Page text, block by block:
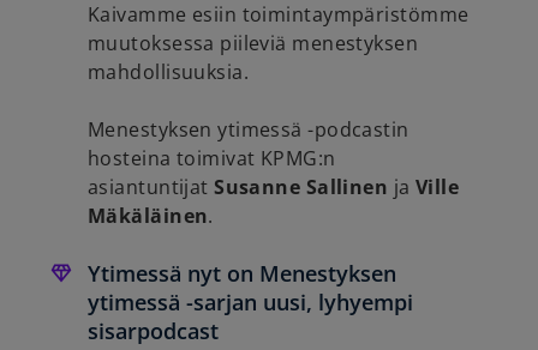
Kaivamme esiin toimintaympäristömme
muutoksessa piileviä menestyksen
mahdollisuuksia.
Menestyksen ytimessä -podcastin
hosteina toimivat KPMG:n
asiantuntijat Susanne Sallinen ja Ville
Mäkäläinen.
Ytimessä nyt on Menestyksen
ytimessä -sarjan uusi, lyhyempi
sisarpodcast